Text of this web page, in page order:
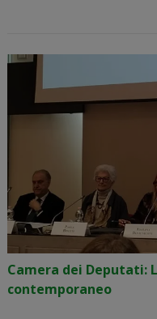
Camera dei Deputati:
contemporaneo